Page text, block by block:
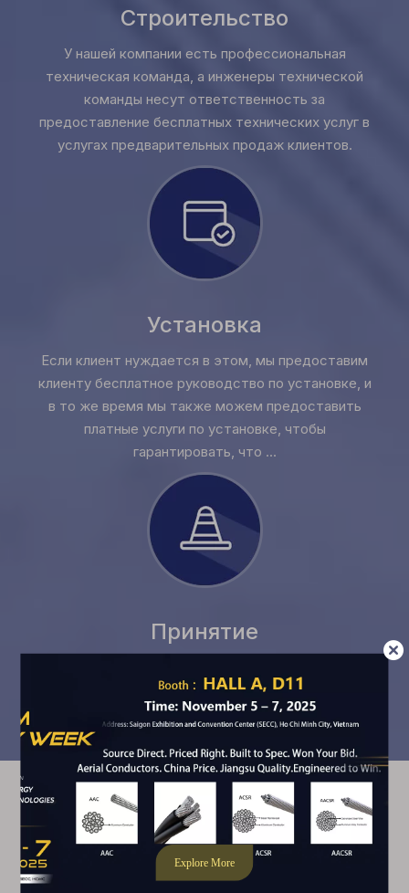
Строительство
У нашей компании есть профессиональная
техническая команда, а инженеры технической
команды несут ответственность за
предоставление бесплатных технических услуг в
услугах предварительных продаж клиентов.
Установка
Если клиент нуждается в этом, мы предоставим
клиенту бесплатное руководство по установке, и
в то же время мы также можем предоставить
платные услуги по установке, чтобы
гарантировать, что ...
Принятие
период для проданных продуктов. Если есть
проблемы, вызванные качеством производства
продукции в течение гарантийного периода ...
Проектыраспределения
электроэнергии